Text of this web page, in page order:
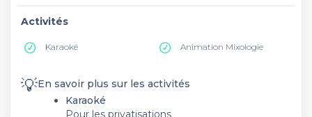
Activités
Karaoké Animation Mixologie
💡En savoir plus sur les activités
Karaoké
Pour les privatisations